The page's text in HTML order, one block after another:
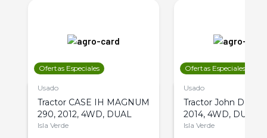
Ofertas Especiales
Usado
Tractor CASE IH MAGNUM
290, 2012, 4WD, DUAL
Isla Verde
Ofertas Especiales
Usado
Tractor John Deere
2014, 4WD, DUAL
Isla Verde